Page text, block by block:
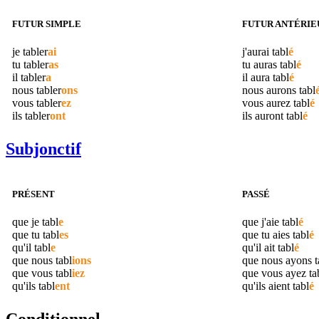
FUTUR SIMPLE
je tablerai
tu tableras
il tablera
nous tablerons
vous tablerez
ils tableront
FUTUR
j'aurai tablé
tu auras tablé
il aura tablé
nous aurons tabl
vous aurez tablé
ils auront tablé
Subjonctif
PRÉSENT
que je table
que tu tables
qu'il table
que nous tablions
que vous tabliez
qu'ils tablent
PASSÉ
que j'aie tablé
que tu aies tablé
qu'il ait tablé
que nous ayons
que vous ayez
qu'ils aient tablé